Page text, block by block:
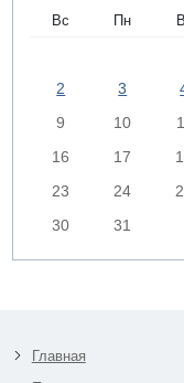
Вс Пн
2
3
9
10
16
17
23
24
30
31
Главная